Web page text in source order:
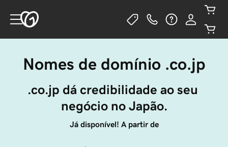
Nomes de domínio .co.jp
.co.jp dá credibilidade ao seu
negócio no Japão.
Já disponível! A partir de